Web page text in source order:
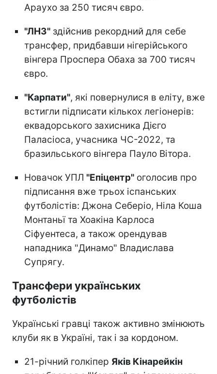
Араухо за 250 тисяч євро.
"ЛНЗ" здійснив рекордний для себе
трансфер, придбавши нігерійського
вінгера Проспера Обаха за 700 тисяч
євро.
"Карпати", які повернулися в еліту, вже
встигли підписати кількох легіонерів:
еквадорського захисника Дієго
Паласіоса, учасника ЧС-2022, та
бразильського вінгера Пауло Вітора.
Новачок УПЛ "Епіцентр" оголосив про
підписання вже трьох іспанських
футболістів: Джона Себеріо, Ніла Коша
Монтаньї та Хоакіна Карлоса
Сіфуентеса, а також орендував
нападника "Динамо" Владислава
Супрягу.
Трансфери українських
футболістів
Українські гравці також активно змінюють
клуби як в Україні, так і за кордоном.
21-річний голкіпер Яків Кінарейкін